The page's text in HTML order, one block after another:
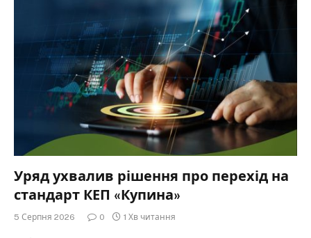
Уряд ухвалив рішення про перехід на
стандарт КЕП «Купина»
5 Серпня 2026 0 1 Хв читання